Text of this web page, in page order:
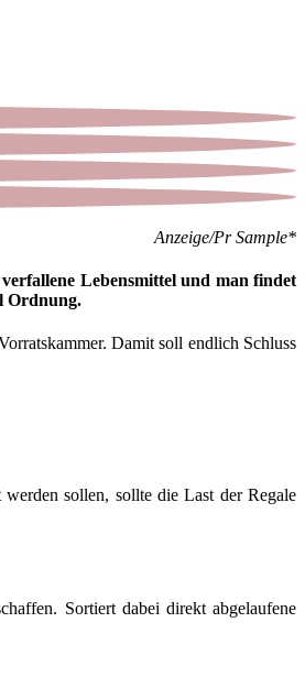
Anzeige/Pr Sample*
Lebensmittel und man findet
Ordnung.
Damit soll endlich Schluss
sollen, sollte die Last der Regale
Sortiert dabei direkt abgelaufene